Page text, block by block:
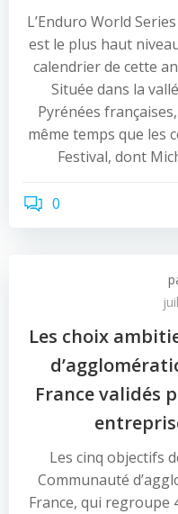
L’Enduro World
est le plus haut
calendrier de cette
Située dans la
Pyrénées
même temps que les
Festival, dont
0
Les choix
France validés
Les cinq objectifs
Communauté
France, qui regroupe